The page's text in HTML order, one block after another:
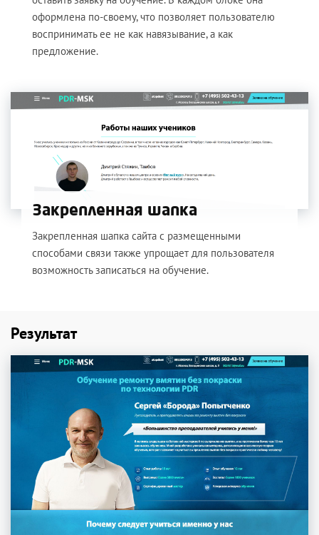
оформлена по-своему, что позволяет пользователю
воспринимать ее не как навязывание, а как
предложение.
Закрепленная шапка
Закрепленная шапка сайта с размещенными
способами связи также упрощает для пользователя
возможность записаться на обучение.
Результат